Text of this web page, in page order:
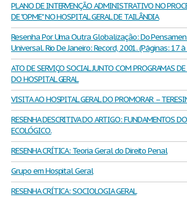
PLANO DE INTERVENÇÃO ADMINISTRATIVO NO
DE "OPME" NO HOSPITAL GERAL DE TAILÂNDIA
Resenha Por Uma Outra Globalização: Do
Universal. Rio De Janeiro: Record, 2001. (Páginas: 17 à
ATO DE SERVIÇO SOCIAL JUNTO COM PROGRAMAS
DO HOSPITAL GERAL
VISITA AO HOSPITAL GERAL DO PROMORAR –
RESENHA DESCRITIVA DO ARTIGO: FUNDAMENTOS
ECOLÓGICO.
RESENHA CRÍTICA: Teoria Geral do Direito Penal
Grupo em Hospital Geral
RESENHA CRÍTICA: SOCIOLOGIA GERAL